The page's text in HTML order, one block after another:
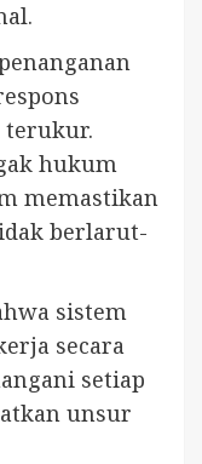
terukur.
hukum
memastikan
berlarut-
sistem
secara
setiap
unsur